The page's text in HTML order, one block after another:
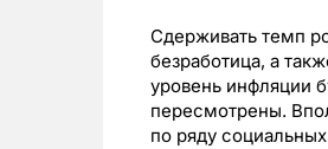
Сдерживать темп
безработица, а
уровень инфляции
пересмотрены.
по ряду